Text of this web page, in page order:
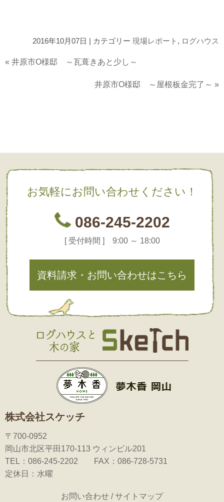
2016年10月07日 | カテゴリー 現場レポート , ログハウス
« 井原市O様邸 ～瓦葺きあと少し～
井原市O様邸 ～屋根板金完了～ »
お気軽にお問い合わせください！
086-245-2202
[ 受付時間 ] 9:00 ～ 18:00
資料請求・お問い合わせはこちら
株式会社スケッチ
〒700-0952
岡山市北区平田170-113 ウィンビル201
TEL：086-245-2202 FAX：086-728-5731
定休日：水曜
お問い合わせ /サイトマップ